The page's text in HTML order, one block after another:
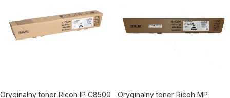
Oryginalny toner Ricoh IP C8500 Oryginalny toner Ricoh MP